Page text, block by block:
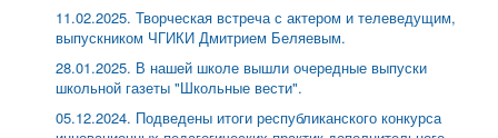
11.02.2025. Творческая встреча с актером и телеведущим,
выпускником ЧГИКИ Дмитрием Беляевым.
28.01.2025. В нашей школе вышли очередные выпуски
школьной газеты "Школьные вести".
05.12.2024. Подведены итоги республиканского конкурса